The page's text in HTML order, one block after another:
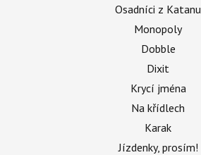
Osadníci z Katanu
Monopoly
Dobble
Dixit
Krycí jména
Na křídlech
Karak
Jízdenky, prosím!